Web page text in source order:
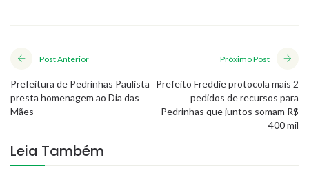
Post Anterior
Prefeitura de Pedrinhas Paulista
presta homenagem ao Dia das
Mães
Próximo Post
Prefeito Freddie protocola mais 2
pedidos de recursos para
Pedrinhas que juntos somam R$
400 mil
Leia Também